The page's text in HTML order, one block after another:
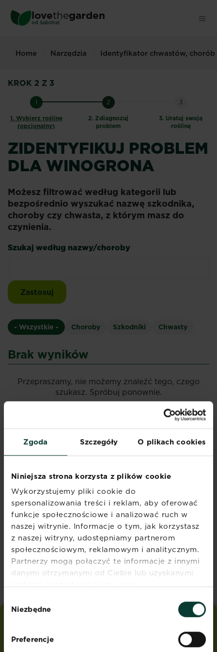
Zgoda Szczegóły O plikach cookies
Niniejsza strona korzysta z plików cookie
Wykorzystujemy pliki cookie do
spersonalizowania treści i reklam, aby oferować
funkcje społecznościowe i analizować ruch w
naszej witrynie. Informacje o tym, jak korzystasz
z naszej witryny, udostępniamy partnerom
społecznościowym, reklamowym i analitycznym.
Partnerzy mogą połączyć te informacje z innymi
danymi otrzymanymi od Ciebie lub uzyskanymi
podczas korzystania z ich usług.
zgody
Niezbędne
Preferencje
main
lovethegarden
od Substral ®
Home Narzędzia Identyfikator chwastów,
KROK 2 Z 3
1
1. Wybierz roślinę
(opcjonalny)
2
2. Zdiagnozuj
problem
3
3. Uratuj swoją
roślinę
ZIDENTYFIKUJ PROBLEM
DLA WINOGRONA
Możesz filtrować według kategorii lub
bezpośrednio wyszukać nazwę szkodnika,
choroby czy chwasta, z którym masz do
czynienia.
Szukaj według nazwy/choroby
- Wszystkie - Choroby Szkodniki Chwasty
Brak wyników
Przepraszamy, nie możemy znaleźć tego, czego
szukasz. Spróbuj ponownie.
Zapisz się na nasz
newsletter
Otrzymuj sezonowe porady
marketingowe
bezpośrednio na swoją
skrzynkę mailową
Zapisuję się
odSubstral